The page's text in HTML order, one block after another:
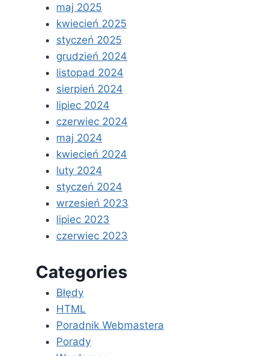
maj 2025
kwiecień 2025
styczeń 2025
grudzień 2024
listopad 2024
sierpień 2024
lipiec 2024
czerwiec 2024
maj 2024
kwiecień 2024
luty 2024
styczeń 2024
wrzesień 2023
lipiec 2023
czerwiec 2023
Categories
Błędy
HTML
Poradnik Webmastera
Porady